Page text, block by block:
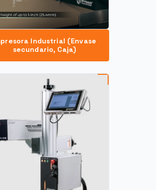
Industrial (Envase
secundario, Caja)